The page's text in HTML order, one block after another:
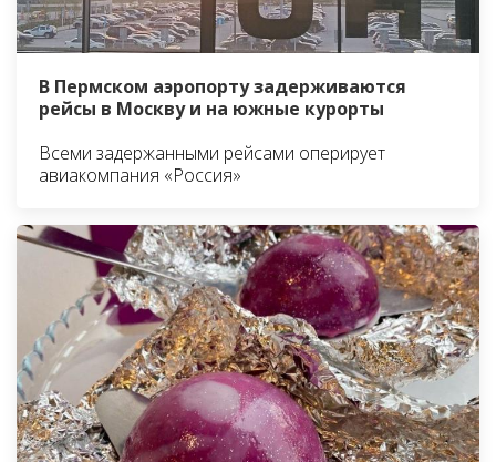
В Пермском аэропорту задерживаются
рейсы в Москву и на южные курорты
Всеми задержанными рейсами оперирует
авиакомпания «Россия»